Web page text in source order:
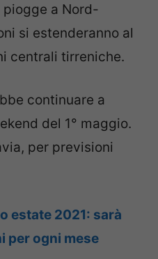
a Nord-
si estenderanno al
centrali tirreniche.
continuare a
del 1° maggio.
per previsioni
estate 2021: sarà
per ogni mese